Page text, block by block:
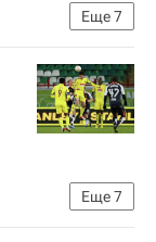
Еще7
Еще7